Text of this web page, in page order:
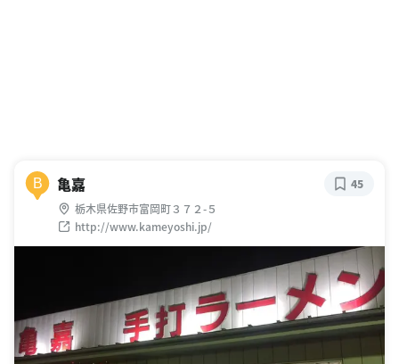
B 亀嘉
栃木県佐野市富岡町３７２-５
http://www.kameyoshi.jp/
45